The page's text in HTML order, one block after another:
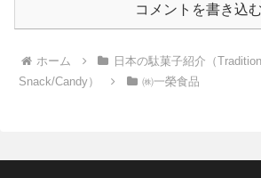
コメントを書き込む
ホーム
日本の駄菓子紹介（
Snack/Candy）
㈱一榮食品